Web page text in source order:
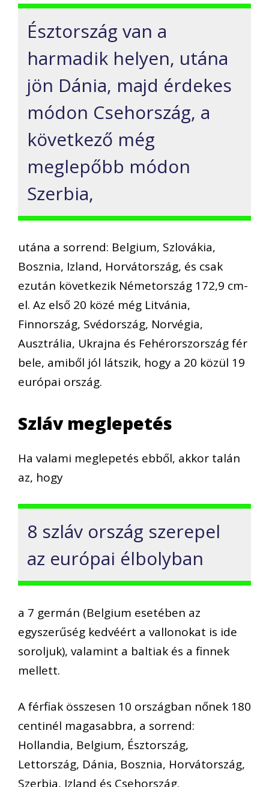
Észtország van a
harmadik helyen, utána
jön Dánia, majd érdekes
módon Csehország, a
következő még
meglepőbb módon
Szerbia,
utána a sorrend: Belgium, Szlovákia,
Bosznia, Izland, Horvátország, és csak
ezután következik Németország 172,9 cm-
el. Az első 20 közé még Litvánia,
Finnország, Svédország, Norvégia,
Ausztrália, Ukrajna és Fehérorszország fér
bele, amiből jól látszik, hogy a 20 közül 19
európai ország.
Szláv meglepetés
Ha valami meglepetés ebből, akkor talán
az, hogy
8 szláv ország szerepel
az európai élbolyban
a 7 germán (Belgium esetében az
egyszerűség kedvéért a vallonokat is ide
soroljuk), valamint a baltiak és a finnek
mellett.
A férfiak összesen 10 országban nőnek 180
centinél magasabbra, a sorrend:
Hollandia, Belgium, Észtország,
Lettország, Dánia, Bosznia, Horvátország,
Szerbia, Izland és Csehország.